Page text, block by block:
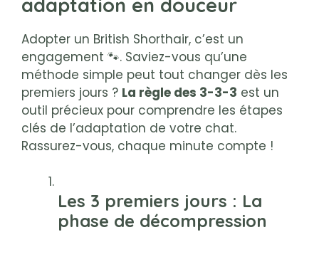
Adopter un British Shorthair, c’est un
engagement 🐾. Saviez-vous qu’une
méthode simple peut tout changer dès les
premiers jours ? La règle des 3-3-3 est un
outil précieux pour comprendre les étapes
clés de l’adaptation de votre chat.
Rassurez-vous, chaque minute compte !
Les 3 premiers jours : La
phase de décompression